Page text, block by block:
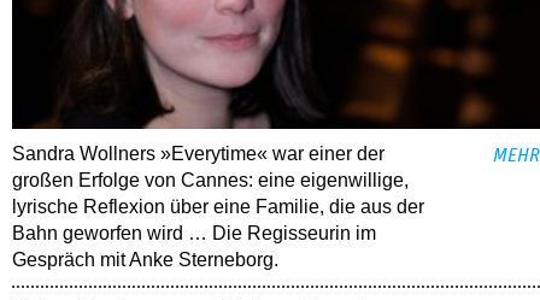
Sandra Wollners »Everytime« war einer der
großen Erfolge von Cannes: eine eigenwillige,
lyrische Reflexion über eine ­Familie, die aus der
Bahn geworfen wird … Die Regisseurin im
Gespräch mit Anke Sterneborg.
MEHR